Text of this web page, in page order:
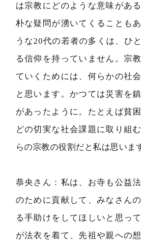
は宗教にどのような意味があ
朴な疑問が湧いてくることも
うな20代の若者の多くは、ひ
る信仰を持っていません。宗
ていくためには、何らかの社
と思います。かつては災害を
があったように。たとえば貧
どの切実な社会課題に取り組
らの宗教の役割だと私は思いま
恭央さん：私は、お寺も公益
のために貢献して、みなさん
る手助けをしてほしいと思っ
が法衣を着て、先祖や親への